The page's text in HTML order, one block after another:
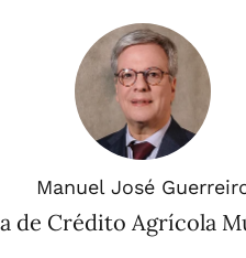
Manuel José
de Crédito Agrícola